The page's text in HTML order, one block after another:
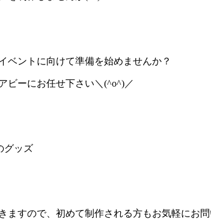
ベントに向けて準備を始めませんか？
ビーにお任せ下さい＼(^o^)／
グッズ
ますので、初めて制作される方もお気軽にお